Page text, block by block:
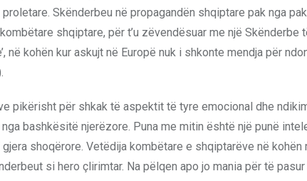
Skënderbeu në propagandën shqiptare pak nga
shqiptare, për t’u zëvendësuar me një Skënderbe
në kohën kur askujt në Europë nuk i shkonte mendja për
pikërisht për shkak të aspektit të tyre emocional dhe
bashkësitë njerëzore. Puna me mitin është një punë
shoqërore. Vetëdija kombëtare e shqiptarëve në
si hero çlirimtar. Na pëlqen apo jo mania për të